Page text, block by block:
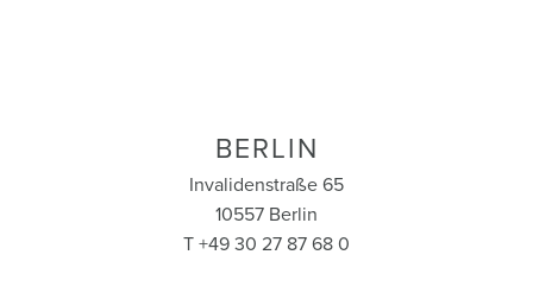
BERLIN
Invalidenstraße 65
10557 Berlin
T +49 30 27 87 68 0